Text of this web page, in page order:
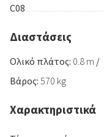
C08
Διαστάσεις
Ολικό πλάτος: 0.8 m /
Βάρος: 570 kg
Χαρακτηριστικά